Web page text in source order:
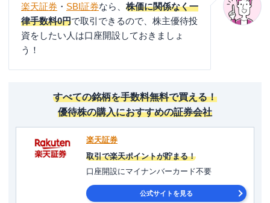
楽天証券 ・ SBI証券なら、 株価に関係なく一
律手数料0円で取引できるので、株主優待投
資をしたい人は口座開設しておきましょ
う！
すべての銘柄を手数料無料で買える！
優待株の購入におすすめの証券会社
楽天証券
取引で楽天ポイントが貯まる！
口座開設にマイナンバーカード不要
公式サイトを見る